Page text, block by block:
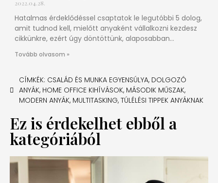
2022.04.28.
Hatalmas érdeklődéssel csaptatok le legutóbbi 5 dolog,
amit tudnod kell, mielőtt anyaként vállalkozni kezdesz
cikkünkre, ezért úgy döntöttünk, alaposabban
Tovább olvasom »
CÍMKÉK: CSALÁD ÉS MUNKA EGYENSÚLYA, DOLGOZÓ
ANYÁK, HOME OFFICE KIHÍVÁSOK, MÁSODIK MŰSZAK,
MODERN ANYÁK, MULTITASKING, TÚLÉLÉSI TIPPEK ANYÁKNAK
Ez is érdekelhet ebből a
kategóriából